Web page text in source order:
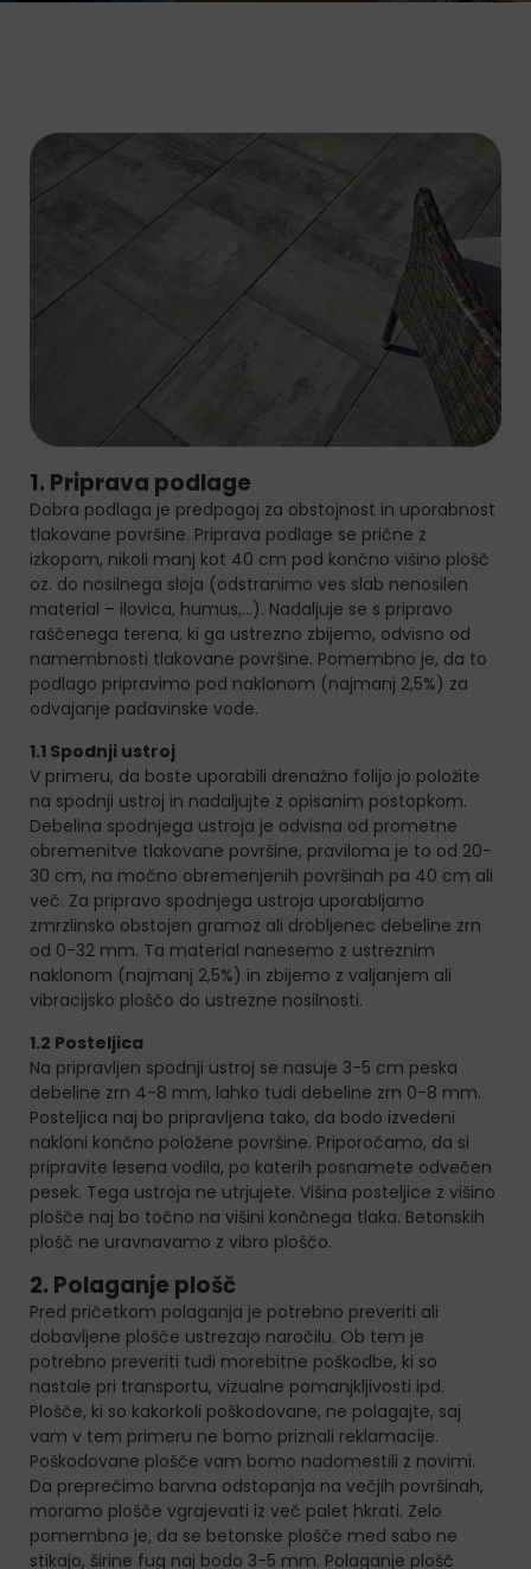
1. Priprava podlage
Dobra podlaga je predpogoj za obstojnost in uporabnost
tlakovane površine. Priprava podlage se prične z
izkopom, nikoli manj kot 40 cm pod končno višino plošč
oz. do nosilnega sloja (odstranimo ves slab nenosilen
material – ilovica, humus,…). Nadaljuje se s pripravo
raščenega terena, ki ga ustrezno zbijemo, odvisno od
namembnosti tlakovane površine. Pomembno je, da to
podlago pripravimo pod naklonom (najmanj 2,5%) za
odvajanje padavinske vode.
1.1 Spodnji ustroj
V primeru, da boste uporabili drenažno folijo jo položite
na spodnji ustroj in nadaljujte z opisanim postopkom.
Debelina spodnjega ustroja je odvisna od prometne
obremenitve tlakovane površine, praviloma je to od 20-
30 cm, na močno obremenjenih površinah pa 40 cm ali
več. Za pripravo spodnjega ustroja uporabljamo
zmrzlinsko obstojen gramoz ali drobljenec debeline zrn
od 0-32 mm. Ta material nanesemo z ustreznim
naklonom (najmanj 2,5%) in zbijemo z valjanjem ali
vibracijsko ploščo do ustrezne nosilnosti.
1.2 Posteljica
Na pripravljen spodnji ustroj se nasuje 3-5 cm peska
debeline zrn 4-8 mm, lahko tudi debeline zrn 0-8 mm.
Posteljica naj bo pripravljena tako, da bodo izvedeni
nakloni končno položene površine. Priporočamo, da si
pripravite lesena vodila, po katerih posnamete odvečen
pesek. Tega ustroja ne utrjujete. Višina posteljice z višino
plošče naj bo točno na višini končnega tlaka. Betonskih
plošč ne uravnavamo z vibro ploščo.
2. Polaganje plošč
Pred pričetkom polaganja je potrebno preveriti ali
dobavljene plošče ustrezajo naročilu. Ob tem je
potrebno preveriti tudi morebitne poškodbe, ki so
nastale pri transportu, vizualne pomanjkljivosti ipd.
Plošče, ki so kakorkoli poškodovane, ne polagajte, saj
vam v tem primeru ne bomo priznali reklamacije.
Poškodovane plošče vam bomo nadomestili z novimi.
Da preprečimo barvna odstopanja na večjih površinah,
moramo plošče vgrajevati iz več palet hkrati. Zelo
pomembno je, da se betonske plošče med sabo ne
stikajo, širine fug naj bodo 3-5 mm. Polaganje plošč